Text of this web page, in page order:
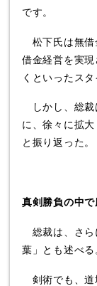
です。
松下氏は無借
借金経営を実
くといったスタ
しかし、総裁
に、徐々に拡
と振り返った。
真剣勝負の中で
総裁は、さら
葉」とも述べる
剣術でも、道